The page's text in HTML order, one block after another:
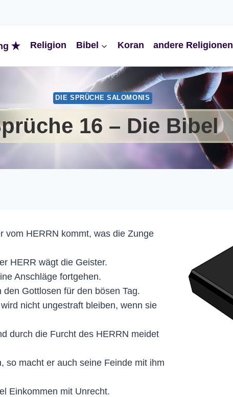
Religion Bibel Koran andere Religionen
DIE SPRÜCHE SALOMONIS
16 – Die Bibel
vom HERRN kommt, was die Zunge
HERR wägt die Geister.
Anschläge fortgehen.
Gottlosen für den bösen Tag.
nicht ungestraft bleiben, wenn sie
durch die Furcht des HERRN meidet
so macht er auch seine Feinde mit ihm
Einkommen mit Unrecht.